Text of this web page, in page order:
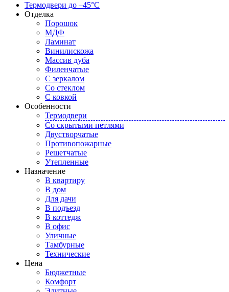
Термодвери до –45°С
Отделка
Порошок
МДФ
Ламинат
Винилискожа
Массив дуба
Филенчатые
С зеркалом
Со стеклом
С ковкой
Особенности
Термодвери
Со скрытыми петлями
Двустворчатые
Противопожарные
Решетчатые
Утепленные
Назначение
В квартиру
В дом
Для дачи
В подъезд
В коттедж
В офис
Уличные
Тамбурные
Технические
Цена
Бюджетные
Комфорт